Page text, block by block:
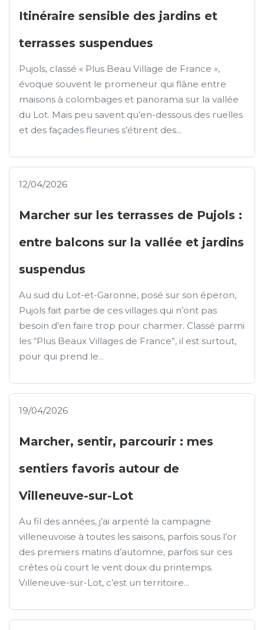
Itinéraire sensible des jardins et
terrasses suspendues
Pujols, classé « Plus Beau Village de France »,
évoque souvent le promeneur qui flâne entre
maisons à colombages et panorama sur la vallée
du Lot. Mais peu savent qu’en-dessous des ruelles
et des façades fleuries s’étirent des...
12/04/2026
Marcher sur les terrasses de Pujols :
entre balcons sur la vallée et jardins
suspendus
Au sud du Lot-et-Garonne, posé sur son éperon,
Pujols fait partie de ces villages qui n’ont pas
besoin d’en faire trop pour charmer. Classé parmi
les “Plus Beaux Villages de France”, il est surtout,
pour qui prend le...
19/04/2026
Marcher, sentir, parcourir : mes
sentiers favoris autour de
Villeneuve-sur-Lot
Au fil des années, j’ai arpenté la campagne
villeneuvoise à toutes les saisons, parfois sous l’or
des premiers matins d’automne, parfois sur ces
crêtes où court le vent doux du printemps.
Villeneuve-sur-Lot, c’est un territoire...